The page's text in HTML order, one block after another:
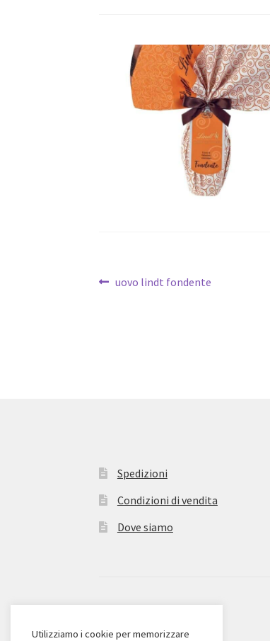
Navigazione
Articolo
uovo lindt fondente
Spedizioni
Condizioni di vendita
Dove siamo
Eurodolce Zanieri s.r.l.
Utilizziamo i cookie per memorizzare